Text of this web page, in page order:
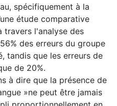
spécifiquement à la
étude comparative
travers l'analyse des
des erreurs du groupe
tandis que les erreurs de
de 20%.
à dire que la présence de
»ne peut être jamais